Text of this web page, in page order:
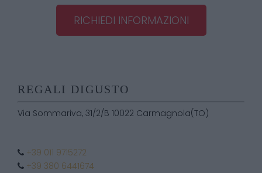
RICHIEDI INFORMAZIONI
REGALI DIGUSTO
Via Sommariva, 31/2/B 10022 Carmagnola(TO)
+39 011 9715272
+39 380 6441674